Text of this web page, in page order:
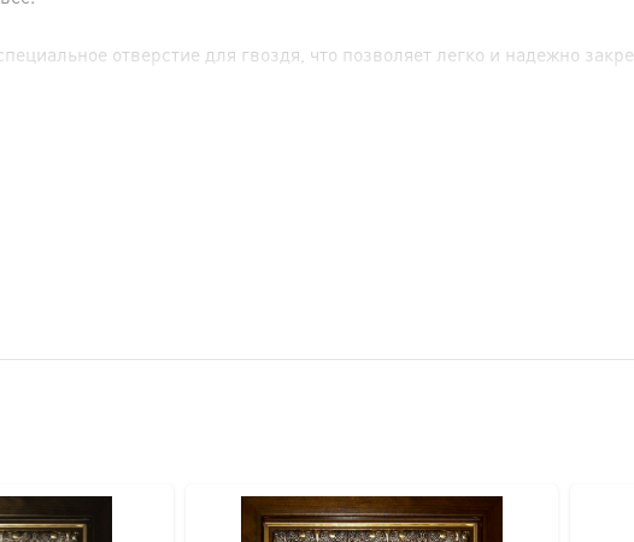
отверстие для гвоздя, что позволяет легко и надежно